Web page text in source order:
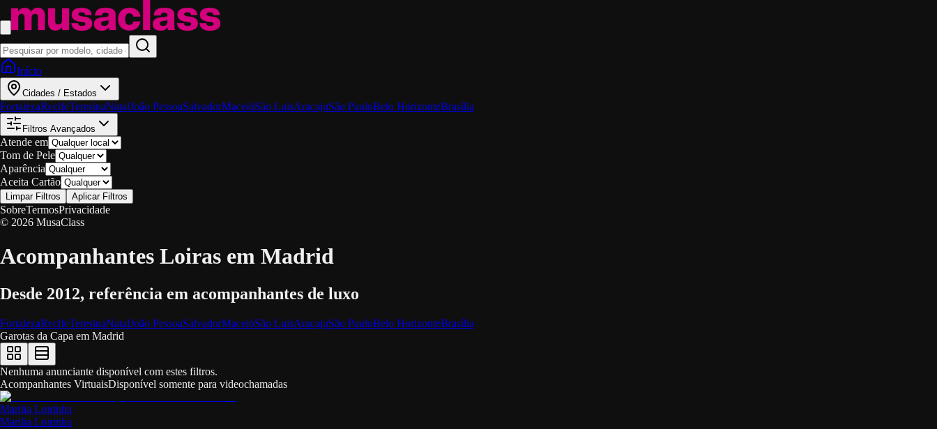
Início
Cidades / Estados
FortalezaRecifeTeresinaNatalJoão PessoaSalvadorMaceióSão LuisAracajuSão PauloBelo HorizonteBrasília
Filtros Avançados
Atende em
Tom de Pele
Aparência
Aceita Cartão
Limpar Filtros Aplicar Filtros
SobreTermosPrivacidade
© 2026 MusaClass
Acompanhantes Loiras em Madrid
Desde 2012, referência em acompanhantes de luxo
FortalezaRecifeTeresinaNatalJoão PessoaSalvadorMaceióSão LuisAracajuSão PauloBelo HorizonteBrasília
Garotas da Capa em Madrid
Nenhuma anunciante disponível com estes filtros.
Acompanhantes VirtuaisDisponível somente para videochamadas
Marilia Loirinha
Marilia Loirinha